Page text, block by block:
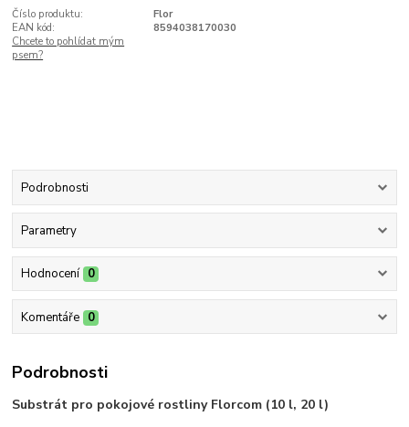
Číslo produktu:
Flor
EAN kód:
8594038170030
Chcete to pohlídat mým
psem?
Podrobnosti
Parametry
Hodnocení 0
Komentáře 0
Podrobnosti
Substrát pro pokojové rostliny Florcom (10 l, 20 l)